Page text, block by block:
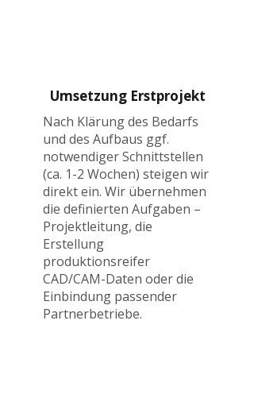
Umsetzung Erstprojekt
Nach Klärung des Bedarfs
und des Aufbaus ggf.
notwendiger Schnittstellen
(ca. 1-2 Wochen) steigen wir
direkt ein. Wir übernehmen
die definierten Aufgaben –
Projektleitung, die
Erstellung
produktionsreifer
CAD/CAM-Daten oder die
Einbindung passender
Partnerbetriebe.